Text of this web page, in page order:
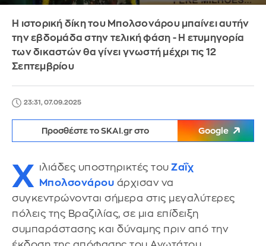
Η ιστορική δίκη του Μπολσονάρου μπαίνει αυτήν
την εβδομάδα στην τελική φάση - Η ετυμηγορία
των δικαστών θα γίνει γνωστή μέχρι τις 12
Σεπτεμβρίου
23:31, 07.09.2025
Προσθέστε το SKAI.gr στο Google
Χ ιλιάδες υποστηρικτές του Ζαΐχ
Μπολσονάρου άρχισαν να
συγκεντρώνονται σήμερα στις μεγαλύτερες
πόλεις της Βραζιλίας, σε μια επίδειξη
συμπαράστασης και δύναμης πριν από την